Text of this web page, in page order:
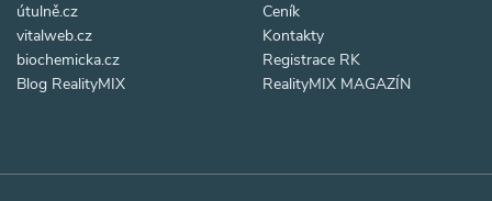
útulně.cz
vitalweb.cz
biochemicka.cz
Blog RealityMIX
Ceník
Kontakty
Registrace RK
RealityMIX MAGAZÍN